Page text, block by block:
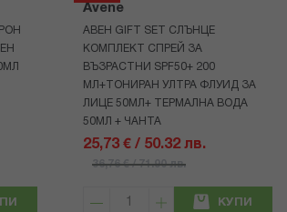
Avene
АВЕН GIFT SET СЛЪНЦЕ
КОМПЛЕКТ СПРЕЙ ЗА
ВЪЗРАСТНИ SPF50+ 200
МЛ+ТОНИРАН УЛТРА ФЛУИД ЗА
ЛИЦЕ 50МЛ+ ТЕРМАЛНА ВОДА
50МЛ + ЧАНТА
25,73 € / 50.32 лв.
36,76 € / 71.90 лв.
КУПИ